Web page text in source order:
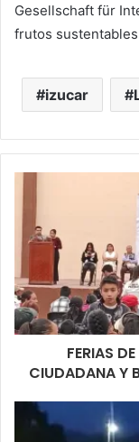
Gesellschaft für
frutos
izucar
FERIAS
CIUDADANA Y